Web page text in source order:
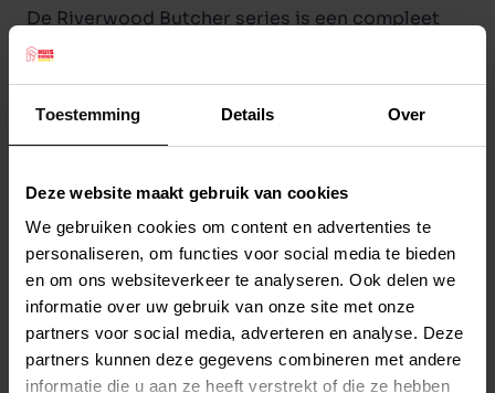
Toestemming Details Over
Deze website maakt gebruik van cookies
We gebruiken cookies om content en advertenties te
personaliseren, om functies voor social media te bieden
en om ons websiteverkeer te analyseren. Ook delen we
informatie over uw gebruik van onze site met onze
partners voor social media, adverteren en analyse. Deze
partners kunnen deze gegevens combineren met andere
informatie die u aan ze heeft verstrekt of die ze hebben
De Riverwood Butcher series is een compleet
assortiment van 100% natuurlijke kauwsnacks
die op ambachtelijke wijze zijn gedroogd. Onze
snacks zijn hygiënisch verpakt en geselecteerd
op de natuurlijke samenstelling. De goede keuze
zoveel keuze in de markt. Kiest u voor Riverwood
dan bent u verzekerd van een kwalitatief en
gezond product!
Deze snack is bedoeld voor beloning, niet
gebruiken als complete voeding. Niet geschikt
voor pups jonger dan 4 maanden. Gebruiken
Stel uw bestelherinnering in:(2 weken)
2 weken
4 weken
6 weken
Elke
8 weken
Elke
10 weken
Elke
12 weken